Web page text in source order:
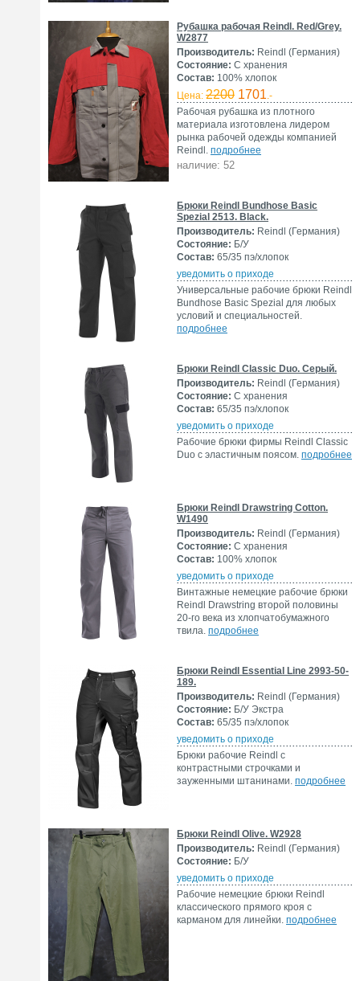
Рубашка рабочая Reindl. Red/Grey.
W2877
Производитель: Reindl (Германия)
Состояние: С хранения
Состав: 100% хлопок
Цена: 2200 1701.-
Рабочая рубашка из плотного
материала изготовлена лидером
рынка рабочей одежды компанией
Reindl. подробнее
наличие: 52
Брюки Reindl Bundhose Basic
Spezial 2513. Black.
Производитель: Reindl (Германия)
Состояние: Б/У
Состав: 65/35 пэ/хлопок
уведомить о приходе
Универсальные рабочие брюки Reindl
Bundhose Basic Spezial для любых
условий и специальностей.
подробнее
Брюки Reindl Classic Duo. Серый.
Производитель: Reindl (Германия)
Состояние: С хранения
Состав: 65/35 пэ/хлопок
уведомить о приходе
Рабочие брюки фирмы Reindl Classic
Duo с эластичным поясом. подробнее
Брюки Reindl Drawstring Cotton.
W1490
Производитель: Reindl (Германия)
Состояние: С хранения
Состав: 100% хлопок
уведомить о приходе
Винтажные немецкие рабочие брюки
Reindl Drawstring второй половины
20-го века из хлопчатобумажного
твила. подробнее
Брюки Reindl Essential Line 2993-50-
189.
Производитель: Reindl (Германия)
Состояние: Б/У Экстра
Состав: 65/35 пэ/хлопок
уведомить о приходе
Брюки рабочие Reindl с
контрастными строчками и
зауженными штанинами. подробнее
Брюки Reindl Olive. W2928
Производитель: Reindl (Германия)
Состояние: Б/У
уведомить о приходе
Рабочие немецкие брюки Reindl
классического прямого кроя с
карманом для линейки. подробнее